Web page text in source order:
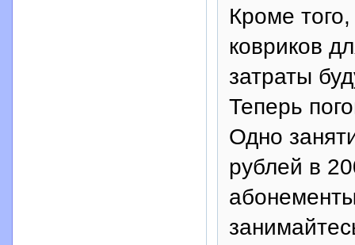
Кроме
ковриков
затраты
Теперь
Одно
рублей в